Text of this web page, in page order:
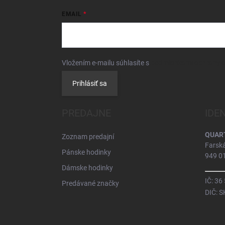
EMAIL
Vložením e-mailu súhlasíte s
Prihlásiť sa
Zoznam predajní
Pánske hodinky
Dámske hodinky
Predávané značky
949
IČ: 36
DIČ: